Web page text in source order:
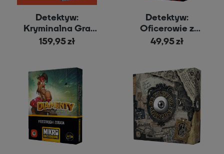
Detektyw:
Kryminalna Gra
Planszowa
159,95 zł
Detektyw:
Oficerowie z
Pazurem
49,95 zł